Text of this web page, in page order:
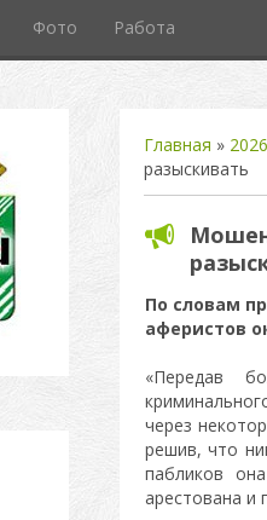
Фото Работа
Главная » 2026
разыскивать
По словам
аферистов
«Передав
через
решив, что
пабликов
арестована и